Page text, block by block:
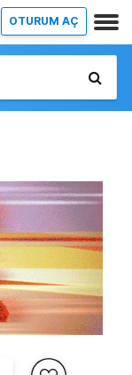
OTURUM AÇ